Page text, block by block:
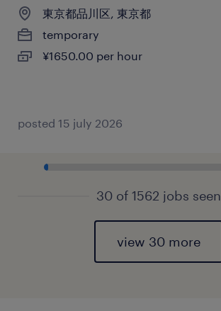
東京都品川区, 東京都
temporary
¥1650.00 per hour
posted 15 july 2026
30 of 1562 jobs seen
view 30 more